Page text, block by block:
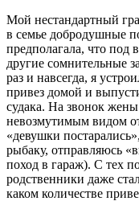
Мой нестандартный
в семье добродушные
предполагала, что
другие сомнительные
раз и навсегда, я
привез домой и
судака. На звонок
невозмутимым видом
«девушки
рыбаку, отправляюсь
поход в гараж). С тех
родственники даже
каком количестве